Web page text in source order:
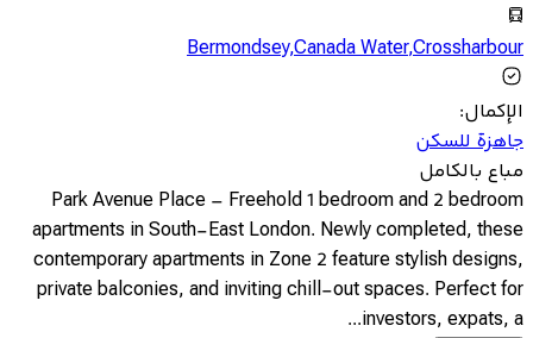
Bermondsey,Canada Water,Crossharbour
الإكمال:
جاهزة للسكن
مباع بالكامل
Park Avenue Place – Freehold 1 bedroom and 2 bedroom
apartments in South-East London. Newly completed, these
contemporary apartments in Zone 2 feature stylish designs,
private balconies, and inviting chill-out spaces. Perfect for
investors, expats, a...